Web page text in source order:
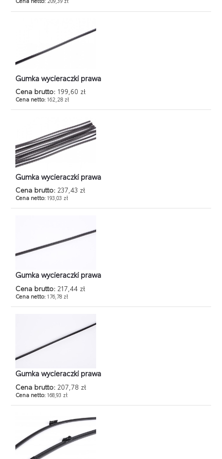
Gumka wycieraczki prawa
Cena brutto: 199,60 zł
Cena netto:162,28 zł
Gumka wycieraczki prawa
Cena brutto: 237,43 zł
Cena netto:193,03 zł
Gumka wycieraczki prawa
Cena brutto: 217,44 zł
Cena netto:176,78 zł
Gumka wycieraczki prawa
Cena brutto: 207,78 zł
Cena netto:168,93 zł